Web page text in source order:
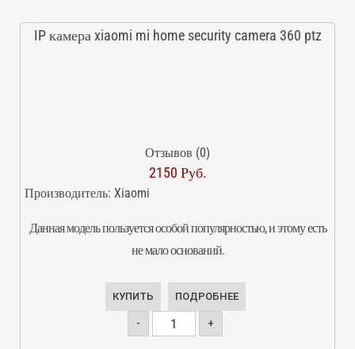
IP камера xiaomi mi home security camera 360 ptz
Отзывов (0)
2150 Руб.
Производитель: Xiaomi
Данная модель пользуется особой популярностью, и этому есть
не мало оснований.
КУПИТЬ ПОДРОБНЕЕ
- +